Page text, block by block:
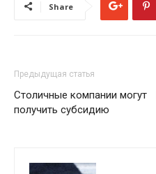
Share
Предыдущая статья
Столичные компании могут
получить субсидию